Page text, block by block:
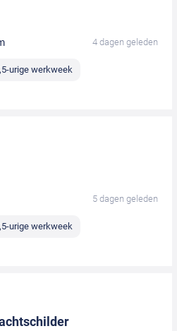
4 dagen geleden
urige werkweek
5 dagen geleden
urige werkweek